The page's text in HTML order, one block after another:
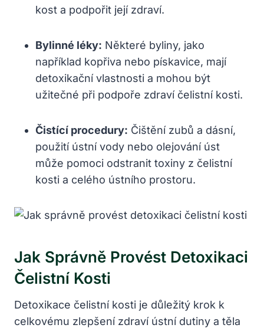
kost a podpořit její zdraví.
Bylinné léky: Některé byliny, jako
například kopřiva nebo pískavice, mají
detoxikační vlastnosti a mohou být
užitečné při podpoře zdraví čelistní kosti.
Čistící procedury: Čištění zubů a dásní,
použití ústní vody nebo olejování úst
může pomoci odstranit toxiny z čelistní
kosti a celého ústního prostoru.
Jak Správně Provést Detoxikaci
Čelistní Kosti
Detoxikace čelistní kosti je důležitý krok k
celkovému zlepšení zdraví ústní dutiny a těla